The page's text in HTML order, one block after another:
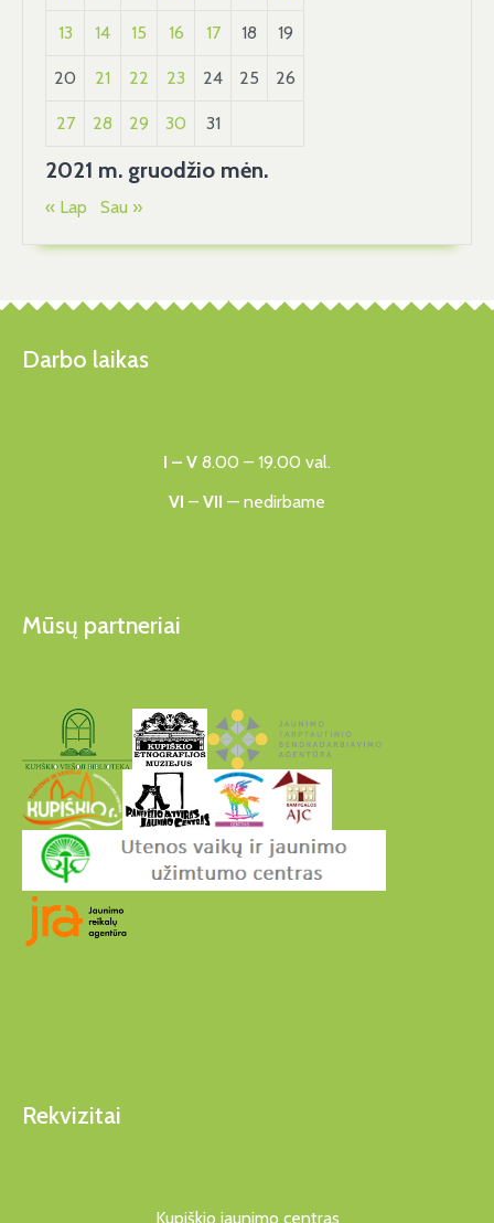
2021 m. gruodžio mėn.
13 14 15 16 17 18 19
20 21 22 23 24 25 26
27 28 29 30 31
« Lap Sau »
Darbo laikas
I – V 8.00 – 19.00 val.
VI – VII — nedirbame
Mūsų partneriai
Rekvizitai
Kupiškio jaunimo centras